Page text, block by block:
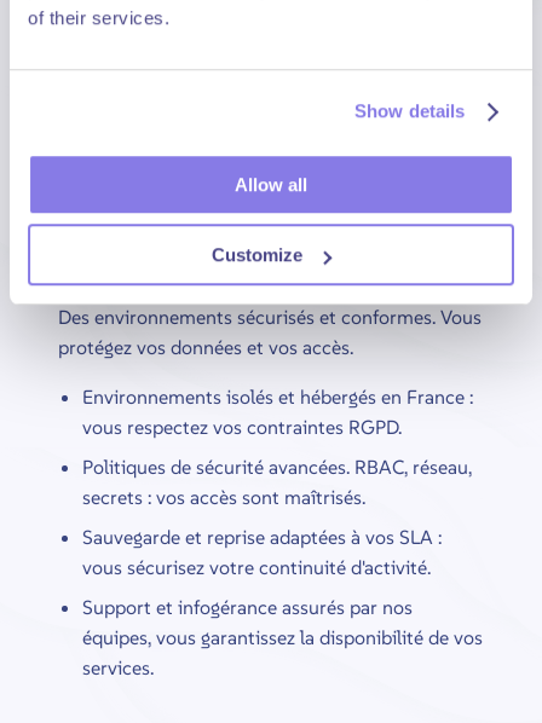
of their services.
Show details
Allow all
Customize
Mise en place de pipelines CI/CD : vous
Sécurité & Souveraineté
Des environnements sécurisés et conformes. Vous
protégez vos données et vos accès.
Environnements isolés et hébergés en France :
vous respectez vos contraintes RGPD.
Politiques de sécurité avancées. RBAC, réseau,
secrets : vos accès sont maîtrisés.
Sauvegarde et reprise adaptées à vos SLA :
vous sécurisez votre continuité d'activité.
Support et infogérance assurés par nos
équipes, vous garantissez la disponibilité de vos
services.